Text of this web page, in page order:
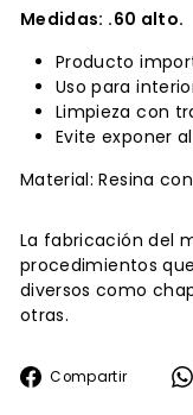
Medidas: .60 alto.
Producto
Uso para
Limpieza con
Evite exponer
Material: Resina
La fabricación del
procedimientos
diversos como
otras.
Compartir